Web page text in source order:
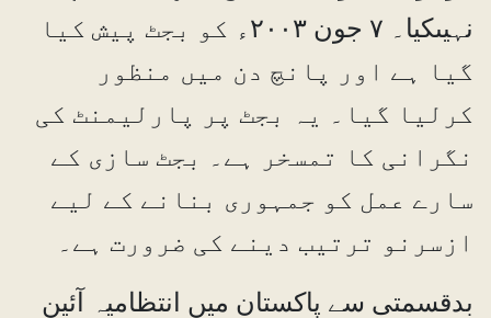
نہیںکیا۔ ۷ جون ۲۰۰۳ء کو بجٹ پیش کیا
گیا ہے اور پانچ دن میں منظور
کرلیا گیا۔ یہ بجٹ پر پارلیمنٹ کی
نگرانی کا تمسخر ہے۔ بجٹ سازی کے
سارے عمل کو جمہوری بنانے کے لیے
ازسرنو ترتیب دینے کی ضرورت ہے۔
بدقسمتی سے پاکستان میں انتظامیہ آئین